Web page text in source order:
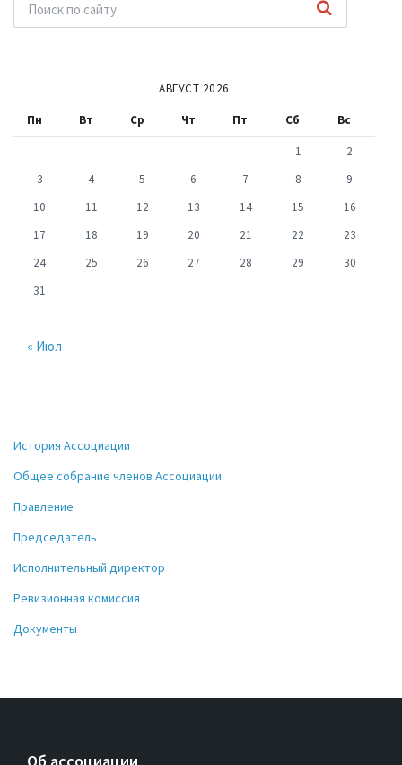
АВГУСТ 2026
Пн Вт Ср Чт Пт Сб Вс
1
2
3
4 5 6 7 8
9
10
11 12 13 14 15
16
17
18 19 20 21 22
23
24
25 26 27 28 29
30
31
« Июл
История Ассоциации
Общее собрание членов Ассоциации
Правление
Председатель
Исполнительный директор
Ревизионная комиссия
Документы
Об ассоциации